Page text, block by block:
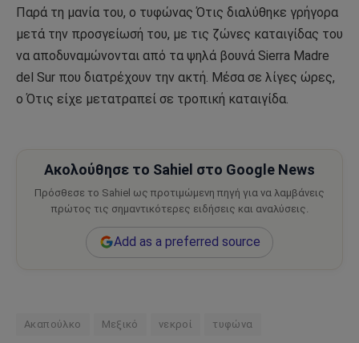
Παρά τη μανία του, ο τυφώνας Ότις διαλύθηκε γρήγορα
μετά την προσγείωσή του, με τις ζώνες καταιγίδας του
να αποδυναμώνονται από τα ψηλά βουνά Sierra Madre
del Sur που διατρέχουν την ακτή. Μέσα σε λίγες ώρες,
ο Ότις είχε μετατραπεί σε τροπική καταιγίδα.
Ακολούθησε το Sahiel στο Google News
Πρόσθεσε το Sahiel ως προτιμώμενη πηγή για να λαμβάνεις
πρώτος τις σημαντικότερες ειδήσεις και αναλύσεις.
Add as a preferred source
Ακαπούλκο Μεξικό νεκροί τυφώνα